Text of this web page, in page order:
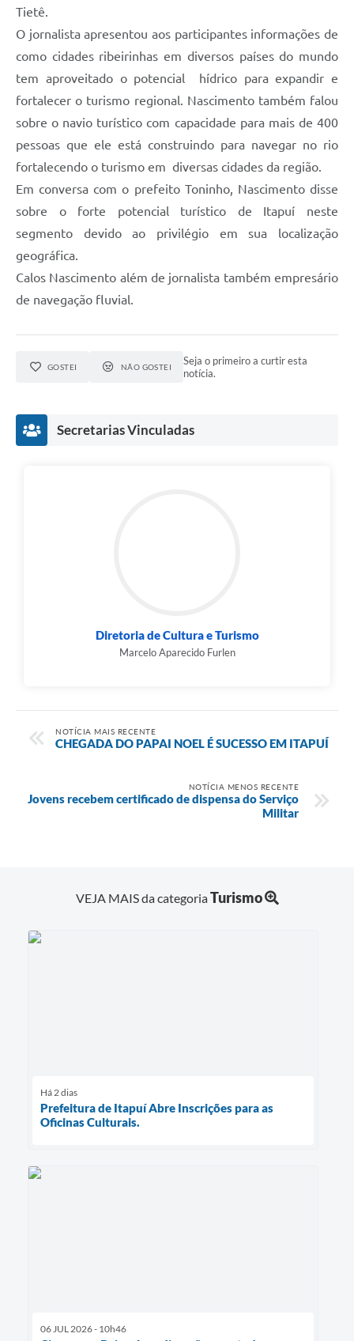
Tietê.
O jornalista apresentou aos participantes informações de
como cidades ribeirinhas em diversos países do mundo
tem aproveitado o potencial hídrico para expandir e
fortalecer o turismo regional. Nascimento também falou
sobre o navio turístico com capacidade para mais de 400
pessoas que ele está construindo para navegar no rio
fortalecendo o turismo em diversas cidades da região.
Em conversa com o prefeito Toninho, Nascimento disse
sobre o forte potencial turístico de Itapuí neste
segmento devido ao privilégio em sua localização
geográfica.
Calos Nascimento além de jornalista também empresário
de navegação fluvial.
GOSTEI NÃO GOSTEI
Seja o primeiro a curtir esta
notícia.
Secretarias Vinculadas
Diretoria de Cultura e Turismo
Marcelo Aparecido Furlen
NOTÍCIA MAIS RECENTE
CHEGADA DO PAPAI NOEL É SUCESSO EM ITAPUÍ
NOTÍCIA MENOS RECENTE
Jovens recebem certificado de dispensa do Serviço
Militar
VEJA MAIS da categoriaTurismo
Há 2 dias
Prefeitura de Itapuí Abre Inscrições para as
Oficinas Culturais.
06 JUL 2026 - 10h46